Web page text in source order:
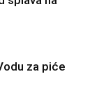
za piće